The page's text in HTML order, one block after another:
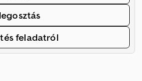
feladatról